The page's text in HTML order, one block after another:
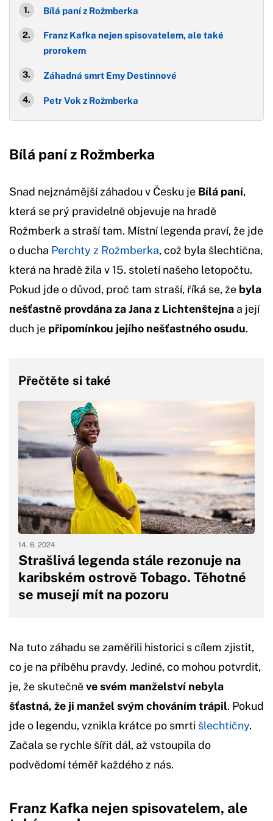
Bílá paní z Rožmberka
Franz Kafka nejen spisovatelem, ale také
prorokem
Záhadná smrt Emy Destinnové
Petr Vok z Rožmberka
Bílá paní z Rožmberka
Snad nejznámější záhadou v Česku je Bílá paní,
která se prý pravidelně objevuje na hradě
Rožmberk a straší tam. Místní legenda praví, že jde
o ducha Perchty z Rožmberka, což byla šlechtična,
která na hradě žila v 15. století našeho letopočtu.
Pokud jde o důvod, proč tam straší, říká se, že byla
nešťastně provdána za Jana z Lichtenštejna a její
duch je připomínkou jejího nešťastného osudu.
Přečtěte si také
Strašlivá legenda stále rezonuje na
karibském ostrově Tobago. Těhotné
se musejí mít na pozoru
14. 6. 2024
Na tuto záhadu se zaměřili historici s cílem zjistit,
co je na příběhu pravdy. Jediné, co mohou potvrdit,
je, že skutečněve svém manželství nebyla
šťastná, že ji manžel svým chováním trápil. Pokud
jde o legendu, vznikla krátce po smrti šlechtičny.
Začala se rychle šířit dál, až vstoupila do
podvědomí téměř každého z nás.
Franz Kafka nejen spisovatelem, ale